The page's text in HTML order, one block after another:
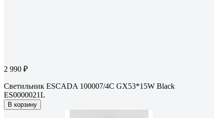
2 990 ₽
Светильник ESCADA 100007/4C GX53*15W Black
ES0000021L
В корзину